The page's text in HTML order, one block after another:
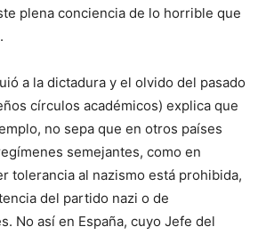
plena conciencia de lo horrible que
a la dictadura y el olvido del pasado
círculos académicos) explica que
no sepa que en otros países
semejantes, como en
tolerancia al nazismo está prohibida,
del partido nazi o de
No así en España, cuyo Jefe del